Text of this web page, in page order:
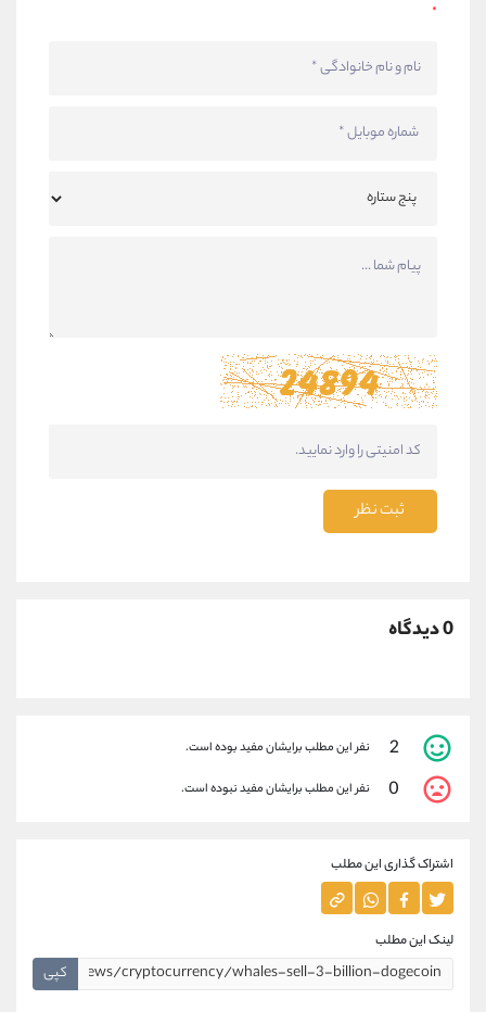
*
ثبت نظر
0 دیدگاه
2 نفر این مطلب برایشان مفید بوده است.
0 نفر این مطلب برایشان مفید نبوده است.
اشتراک گذاری این مطلب
لینک این مطلب
کپی